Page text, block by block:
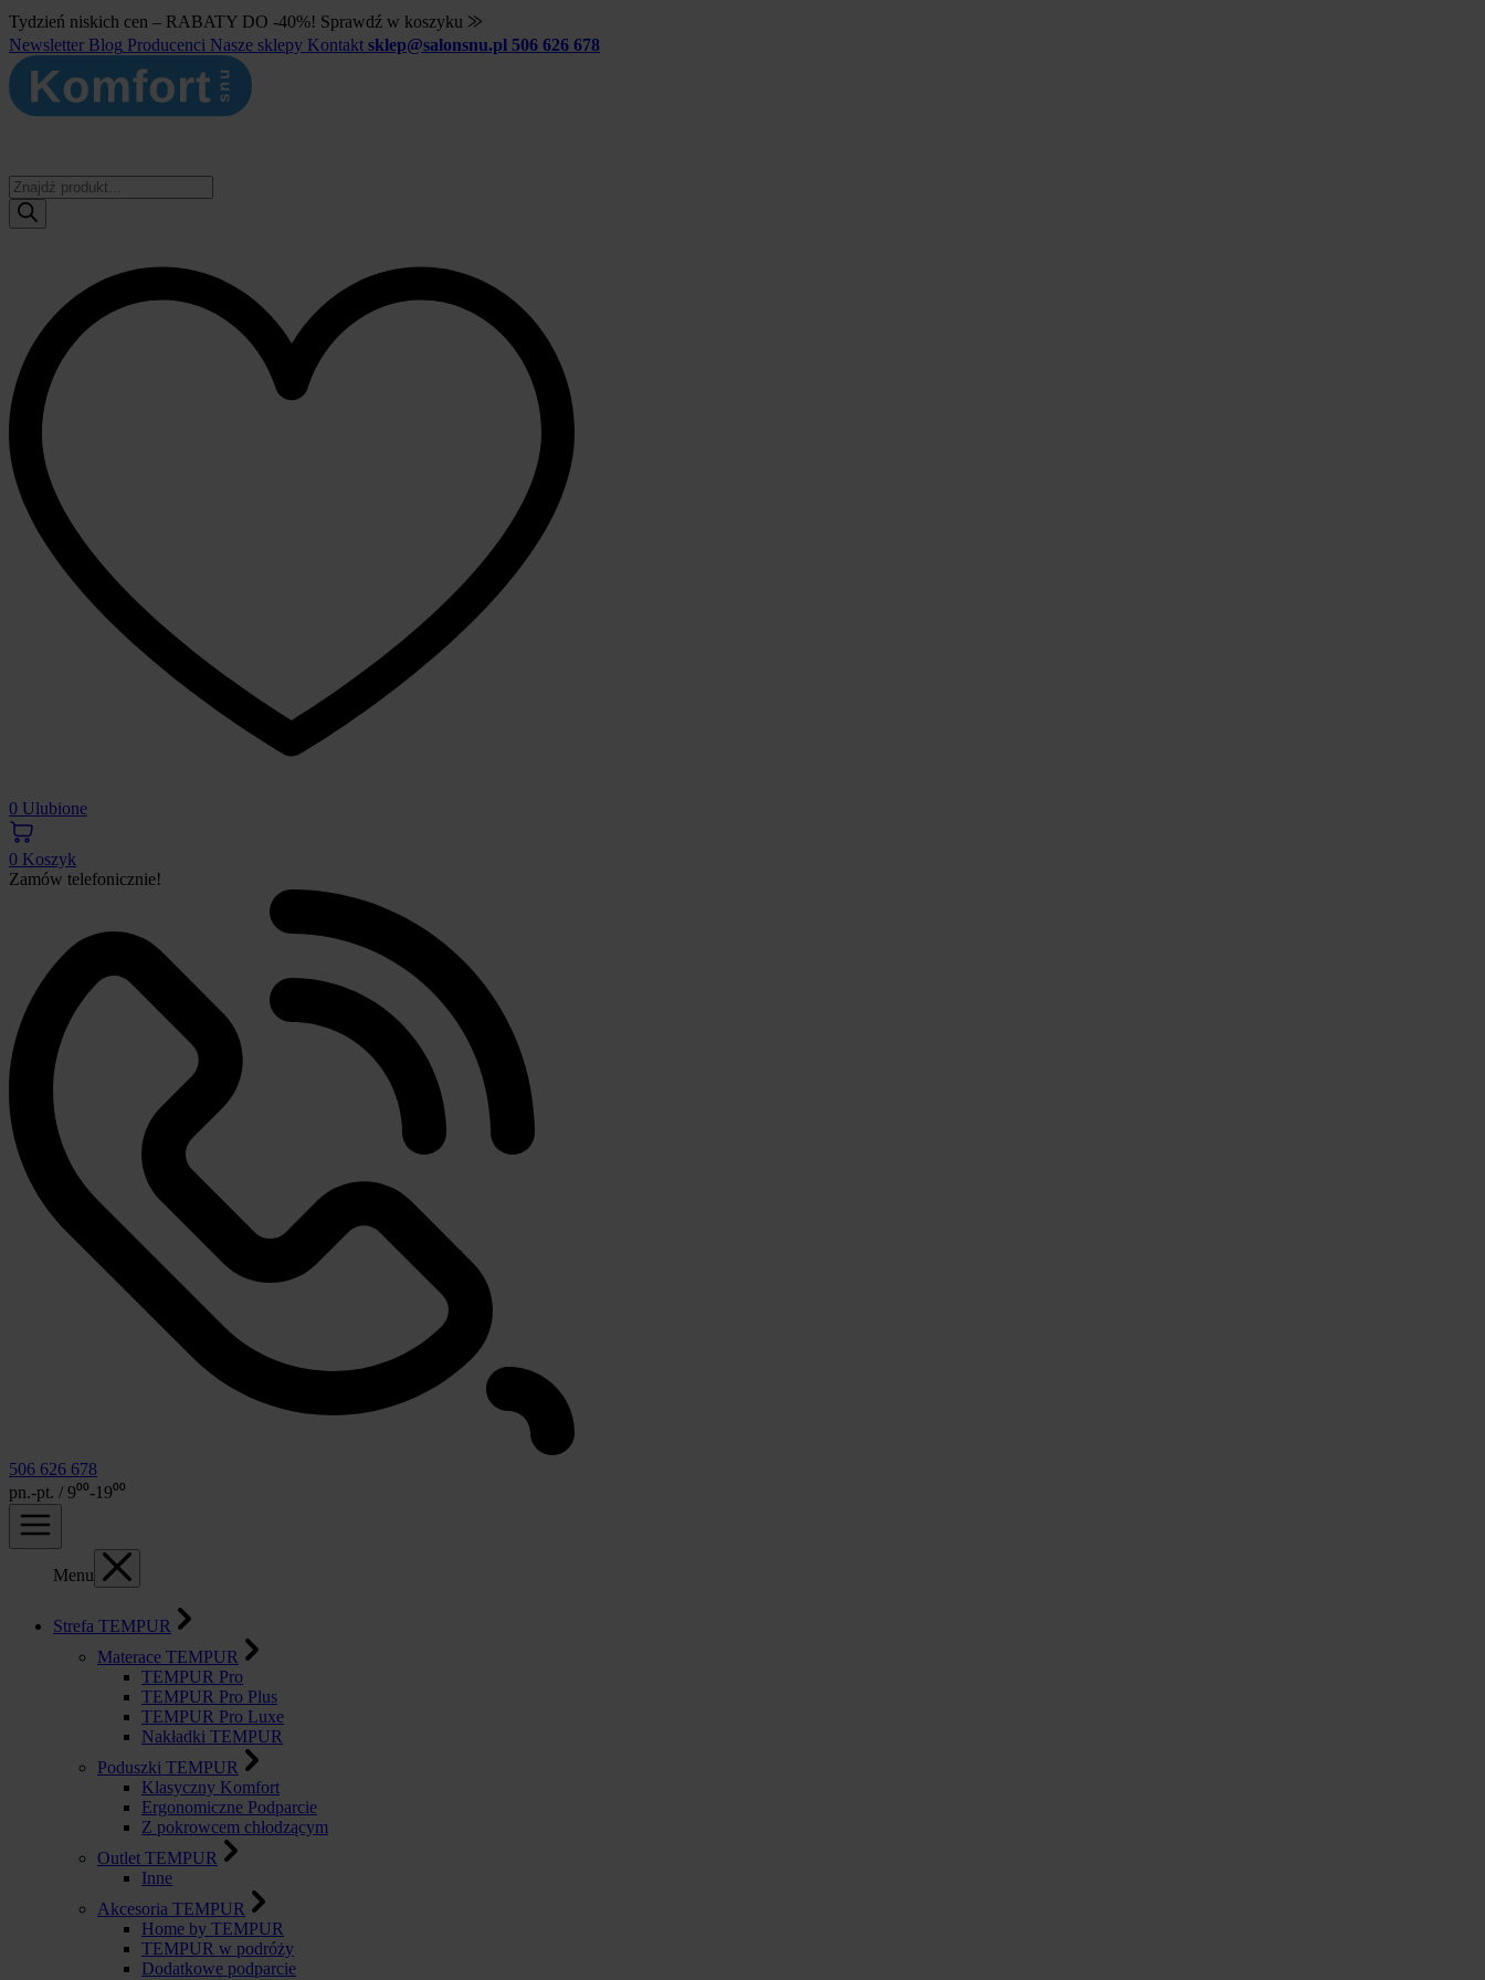
Tydzień niskich cen – RABATY DO -40%! Sprawdź w koszyku ⨠
Newsletter Blog Producenci Nasze sklepy Kontakt sklep@salonsnu.pl 506 626 678
Wyszukiwarka
produktów
0 Ulubione
0 Koszyk
Zamów telefonicznie!
506 626 678
pn.-pt. / 9⁰⁰-19⁰⁰
Menu
Strefa TEMPUR
Materace TEMPUR
TEMPUR Pro
TEMPUR Pro Plus
TEMPUR Pro Luxe
Nakładki TEMPUR
Poduszki TEMPUR
Klasyczny Komfort
Ergonomiczne Podparcie
Z pokrowcem chłodzącym
Outlet TEMPUR
Inne
Akcesoria TEMPUR
Home by TEMPUR
TEMPUR w podróży
Dodatkowe podparcie